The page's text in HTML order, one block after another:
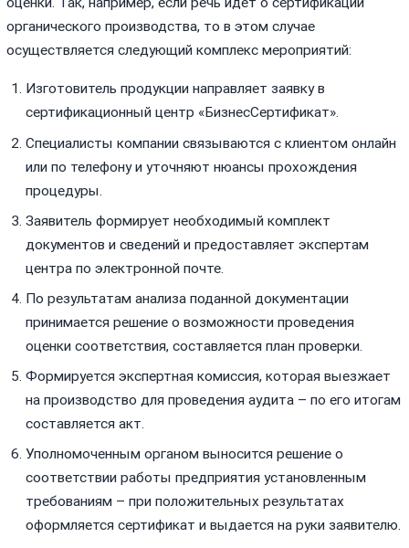
органического производства, то в этом случае
осуществляется следующий комплекс мероприятий:
Изготовитель продукции направляет заявку в
сертификационный центр «БизнесСертификат».
Специалисты компании связываются с клиентом онлайн
или по телефону и уточняют нюансы прохождения
процедуры.
Заявитель формирует необходимый комплект
документов и сведений и предоставляет экспертам
центра по электронной почте.
По результатам анализа поданной документации
принимается решение о возможности проведения
оценки соответствия, составляется план проверки.
Формируется экспертная комиссия, которая выезжает
на производство для проведения аудита – по его итогам
составляется акт.
Уполномоченным органом выносится решение о
соответствии работы предприятия установленным
требованиям – при положительных результатах
оформляется сертификат и выдается на руки заявителю.